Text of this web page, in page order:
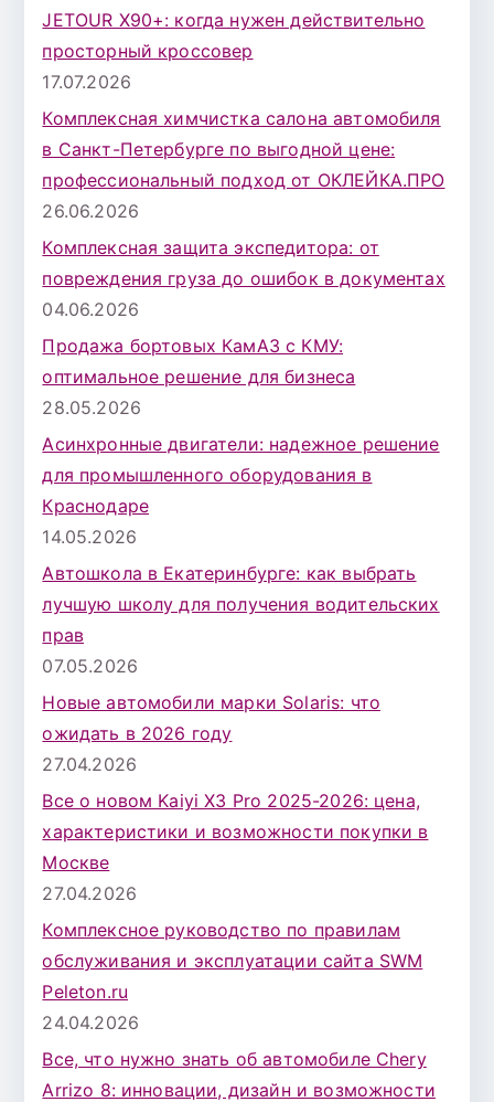
JETOUR X90+: когда нужен действительно
просторный кроссовер
17.07.2026
Комплексная химчистка салона автомобиля
в Санкт-Петербурге по выгодной цене:
профессиональный подход от ОКЛЕЙКА.ПРО
26.06.2026
Комплексная защита экспедитора: от
повреждения груза до ошибок в документах
04.06.2026
Продажа бортовых КамАЗ с КМУ:
оптимальное решение для бизнеса
28.05.2026
Асинхронные двигатели: надежное решение
для промышленного оборудования в
Краснодаре
14.05.2026
Автошкола в Екатеринбурге: как выбрать
лучшую школу для получения водительских
прав
07.05.2026
Новые автомобили марки Solaris: что
ожидать в 2026 году
27.04.2026
Все о новом Kaiyi X3 Pro 2025-2026: цена,
характеристики и возможности покупки в
Москве
27.04.2026
Комплексное руководство по правилам
обслуживания и эксплуатации сайта SWM
Peleton.ru
24.04.2026
Все, что нужно знать об автомобиле Chery
Arrizo 8: инновации, дизайн и возможности